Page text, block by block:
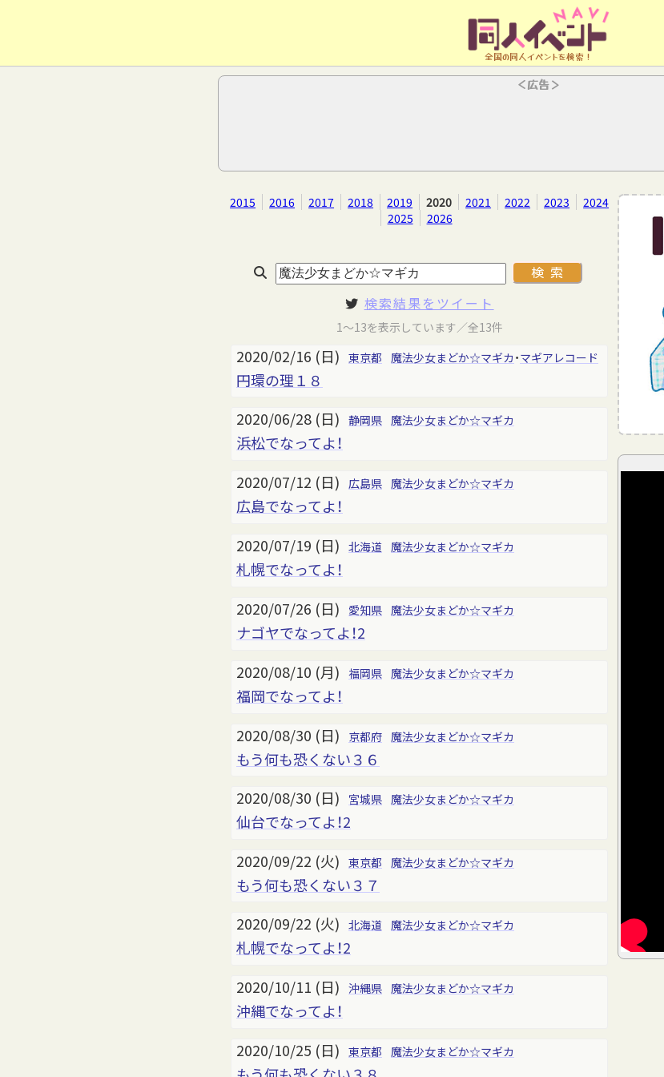
全国の同人イベントを検索！
＜広告＞
2015 2016 2017 2018 2019 2020 2021 2022 2023
2024
2025
2026
検索結果をツイート
1～13を表示しています／全13件
2020/02/16 (日) 東京都 魔法少女まどか☆マギカ ・マギアレコード
円環の理１８
2020/06/28 (日) 静岡県 魔法少女まどか☆マギカ
浜松でなってよ！
2020/07/12 (日) 広島県 魔法少女まどか☆マギカ
広島でなってよ！
2020/07/19 (日) 北海道 魔法少女まどか☆マギカ
札幌でなってよ！
2020/07/26 (日)
愛知県 魔法少女まどか☆マギカ
ナゴヤでなってよ！2
2020/08/10 (月) 福岡県 魔法少女まどか☆マギカ
福岡でなってよ！
2020/08/30 (日)
京都府 魔法少女まどか☆マギカ
もう何も恐くない３６
2020/08/30 (日)
宮城県 魔法少女まどか☆マギカ
仙台でなってよ！2
2020/09/22 (火) 東京都 魔法少女まどか☆マギカ
もう何も恐くない３７
2020/09/22 (火) 北海道 魔法少女まどか☆マギカ
札幌でなってよ！2
2020/10/11 (日) 沖縄県 魔法少女まどか☆マギカ
沖縄でなってよ！
2020/10/25 (日) 東京都 魔法少女まどか☆マギカ